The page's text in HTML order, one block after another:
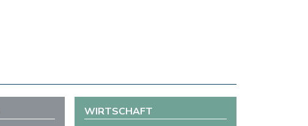
WIRTSCHAFT